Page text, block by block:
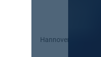
Hannover